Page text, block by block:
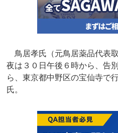
鳥居孝氏（元鳥居薬品代表
夜は３０日午後６時から、告
ら、東京都中野区の宝仙寺で
氏。